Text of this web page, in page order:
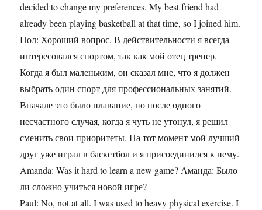
decided to change my preferences. My best friend had
already been playing basketball at that time, so I joined him.
Пол: Хороший вопрос. В действительности я всегда
интересовался спортом, так как мой отец тренер.
Когда я был маленьким, он сказал мне, что я должен
выбрать один спорт для профессиональных занятий.
Вначале это было плавание, но после одного
несчастного случая, когда я чуть не утонул, я решил
сменить свои приоритеты. На тот момент мой лучший
друг уже играл в баскетбол и я присоединился к нему.
Amanda: Was it hard to learn a new game? Аманда: Было
ли сложно учиться новой игре?
Paul: No, not at all. I was used to heavy physical exercise. I